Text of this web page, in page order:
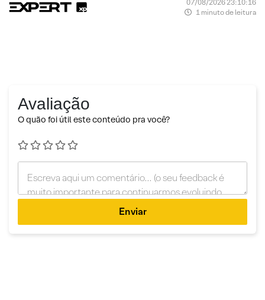
07/08/2026 23:10:16
1 minuto de leitura
Avaliação
O quão foi útil este conteúdo pra você?
Enviar